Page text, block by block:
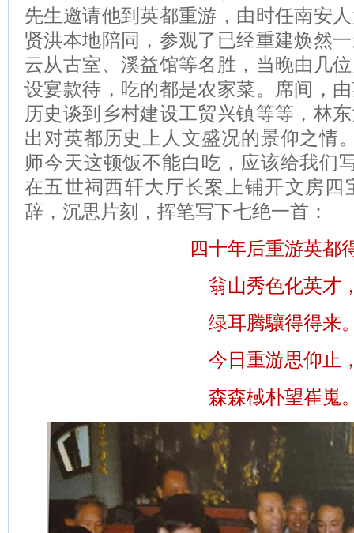
先生邀请他到英都重游，由时任南安
贤洪本地陪同，参观了已经重建焕然
云从古室、溪益馆等名胜，当晚由几
设宴款待，吃的都是农家菜。席间，
历史谈到乡村建设工贸兴镇等等，林
出对英都历史上人文盛况的景仰之情
师今天这顿饭不能白吃，应该给我们
在五世祠西轩大厅长案上铺开文房四
辞，沉思片刻，挥笔写下七绝一首：
四十年后重游英都
翁山秀色化英才
绿耳腾驤得得来
今日重游思仰止
森森棫朴望崔嵬